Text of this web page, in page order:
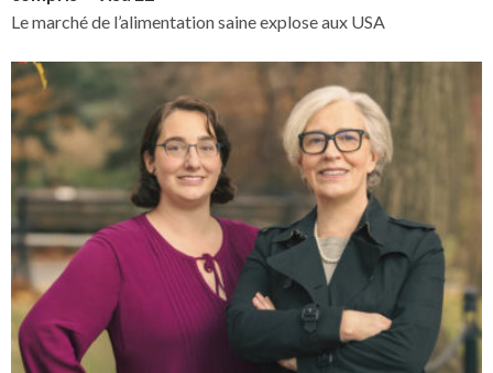
Le marché de l’alimentation saine explose aux USA